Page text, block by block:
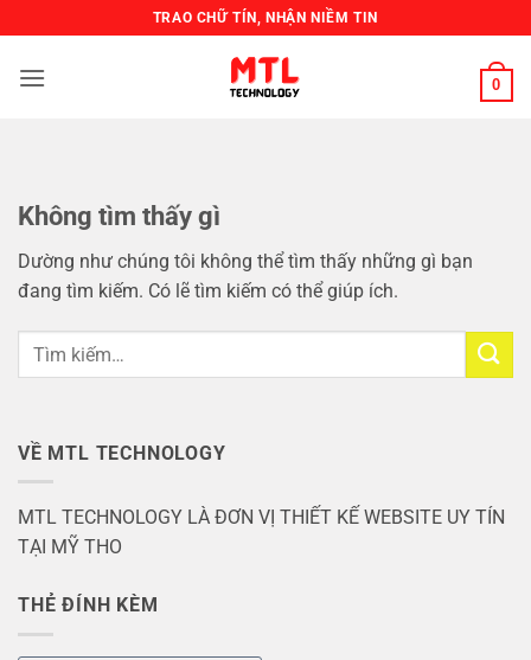
qua
nội
TRAO CHỮ TÍN, NHẬN NIỀM TIN
0
Không tìm thấy gì
Dường như chúng tôi không thể tìm thấy những gì bạn
đang tìm kiếm. Có lẽ tìm kiếm có thể giúp ích.
VỀ MTL TECHNOLOGY
MTL TECHNOLOGY LÀ ĐƠN VỊ THIẾT KẾ WEBSITE UY TÍN
TẠI MỸ THO
THẺ ĐÍNH KÈM